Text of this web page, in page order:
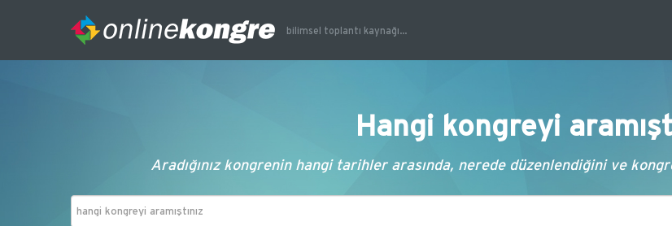
bilimsel toplantı kaynağı...
Hangi kongreyi
Aradığınız kongrenin hangi tarihler arasında, nerede düzenlendiğini ve